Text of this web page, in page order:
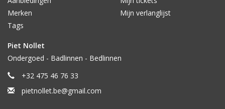
Merken
Tags
Mijn verlanglijst
Piet Nollet
Ondergoed - Badlinnen - Bedlinnen
+32 475 46 76 33
pietnollet.be@gmail.com